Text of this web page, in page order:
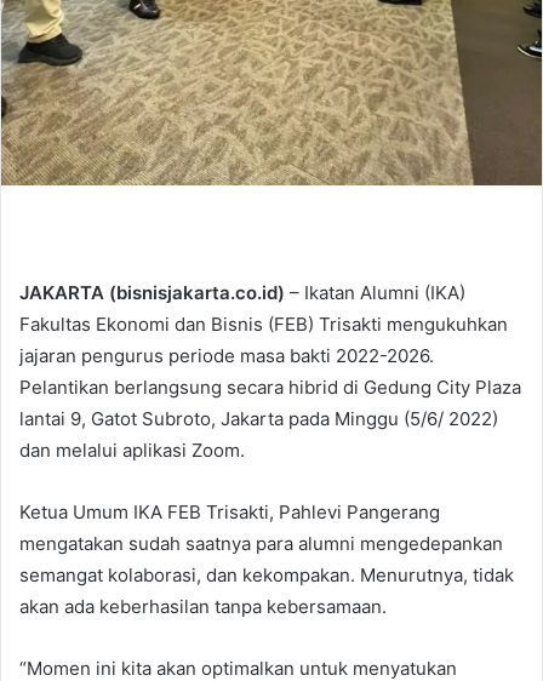
JAKARTA (bisnisjakarta.co.id) – Ikatan Alumni (IKA)
Fakultas Ekonomi dan Bisnis (FEB) Trisakti mengukuhkan
jajaran pengurus periode masa bakti 2022-2026.
Pelantikan berlangsung secara hibrid di Gedung City Plaza
lantai 9, Gatot Subroto, Jakarta pada Minggu (5/6/ 2022)
dan melalui aplikasi Zoom.
Ketua Umum IKA FEB Trisakti, Pahlevi Pangerang
mengatakan sudah saatnya para alumni mengedepankan
semangat kolaborasi, dan kekompakan. Menurutnya, tidak
akan ada keberhasilan tanpa kebersamaan.
“Momen ini kita akan optimalkan untuk menyatukan